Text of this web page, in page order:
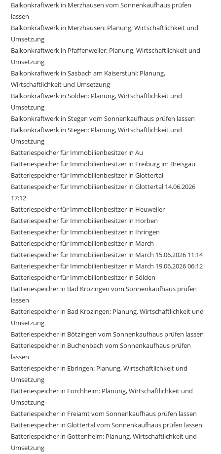
Balkonkraftwerk in Merzhausen vom Sonnenkaufhaus prüfen
lassen
Balkonkraftwerk in Merzhausen: Planung, Wirtschaftlichkeit und
Umsetzung
Balkonkraftwerk in Pfaffenweiler: Planung, Wirtschaftlichkeit und
Umsetzung
Balkonkraftwerk in Sasbach am Kaiserstuhl: Planung,
Wirtschaftlichkeit und Umsetzung
Balkonkraftwerk in Sölden: Planung, Wirtschaftlichkeit und
Umsetzung
Balkonkraftwerk in Stegen vom Sonnenkaufhaus prüfen lassen
Balkonkraftwerk in Stegen: Planung, Wirtschaftlichkeit und
Umsetzung
Batteriespeicher für Immobilienbesitzer in Au
Batteriespeicher für Immobilienbesitzer in Freiburg im Breisgau
Batteriespeicher für Immobilienbesitzer in Glottertal
Batteriespeicher für Immobilienbesitzer in Glottertal 14.06.2026
17:12
Batteriespeicher für Immobilienbesitzer in Heuweiler
Batteriespeicher für Immobilienbesitzer in Horben
Batteriespeicher für Immobilienbesitzer in Ihringen
Batteriespeicher für Immobilienbesitzer in March
Batteriespeicher für Immobilienbesitzer in March 15.06.2026 11:14
Batteriespeicher für Immobilienbesitzer in March 19.06.2026 06:12
Batteriespeicher für Immobilienbesitzer in Sölden
Batteriespeicher in Bad Krozingen vom Sonnenkaufhaus prüfen
lassen
Batteriespeicher in Bad Krozingen: Planung, Wirtschaftlichkeit und
Umsetzung
Batteriespeicher in Bötzingen vom Sonnenkaufhaus prüfen lassen
Batteriespeicher in Buchenbach vom Sonnenkaufhaus prüfen
lassen
Batteriespeicher in Ebringen: Planung, Wirtschaftlichkeit und
Umsetzung
Batteriespeicher in Forchheim: Planung, Wirtschaftlichkeit und
Umsetzung
Batteriespeicher in Freiamt vom Sonnenkaufhaus prüfen lassen
Batteriespeicher in Glottertal vom Sonnenkaufhaus prüfen lassen
Batteriespeicher in Gottenheim: Planung, Wirtschaftlichkeit und
Umsetzung